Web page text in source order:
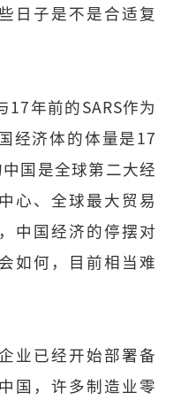
日子是不是合适复
年前的SARS作为
经济体的体量是17
国是全球第二大经
心、全球最大贸易
中国经济的停摆对
如何，目前相当难
业已经开始部署备
国，许多制造业零